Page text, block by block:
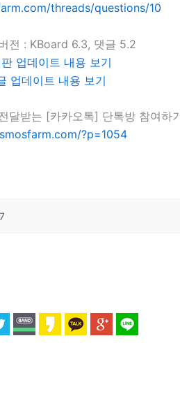
threads/questions/10
전 : KBoard 6.3, 댓글 5.2
업데이트 내용 보기
업데이트 내용 보기
달받는 [카카오톡] 단톡방 참여하
?p=1054